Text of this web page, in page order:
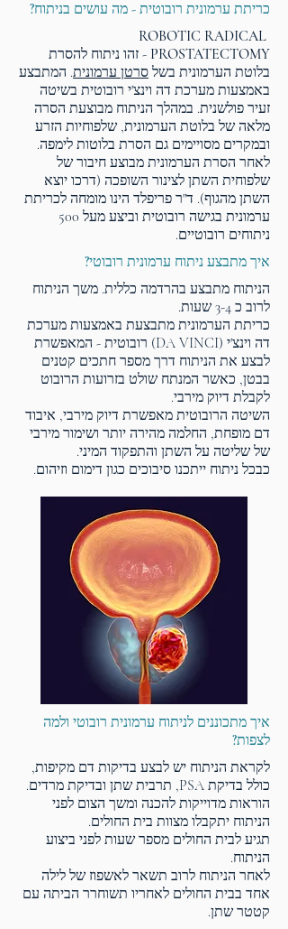
כריתת ערמונית רובוטית - מה עושים בניתוח?
ROBOTIC RADICAL
PROSTATECTOMY - זהו ניתוח להסרת
בלוטת הערמונית בשל סרטן ערמונית. המתבצע
באמצעות מערכת דה וינצ'י רובוטית בשיטה
זעיר פולשנית. במהלך הניתוח מבוצעת הסרה
מלאה של בלוטת הערמונית, שלפוחיות הזרע
ובמקרים מסויימים גם הסרת בלוטות לימפה.
לאחר הסרת הערמונית מבוצע חיבור של
שלפוחית השתן לצינור השופכה (דרכו יוצא
השתן מהגוף). ד"ר פריפלד הינו מומחה לכריתת
ערמונית בגישה רובוטית וביצע מעל 500
ניתוחים רובוטיים.
איך מתבצע ניתוח ערמונית רובוטי?
הניתוח מתבצע בהרדמה כללית. משך הניתוח
לרוב כ 3-4 שעות.
כריתת הערמונית מתבצעת באמצעות מערכת
דה וינצ'י (DA VINCI) רובוטית - המאפשרת
לבצע את הניתוח דרך מספר חתכים קטנים
בבטן, כאשר המנתח שולט בזרועות הרובוט
לקבלת דיוק מירבי.
השיטה הרובוטית מאפשרת דיוק מירבי, איבוד
דם מופחת, החלמה מהירה יותר ושימור מירבי
של שליטה על השתן והתפקוד המיני.
כבכל ניתוח ייתכנו סיבוכים כגון דימום וזיהום.
איך מתכוננים לניתוח ערמונית רובוטי ולמה
לצפות?
לקראת הניתוח יש לבצע בדיקות דם מקיפות,
כולל בדיקת PSA, תרבית שתן ובדיקת מרדים.
הוראות מדוייקות להכנה ומשך הצום לפני
הניתוח יתקבלו מצוות בית החולים.
תגיע לבית החולים מספר שעות לפני ביצוע
הניתוח.
לאחר הניתוח לרוב תשאר לאשפוז של לילה
אחד בבית החולים לאחריו תשוחרר הביתה עם
קטטר שתן.